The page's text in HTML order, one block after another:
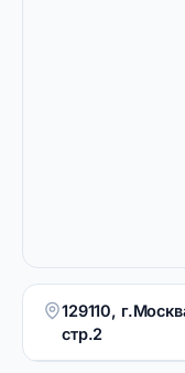
129110,
стр.2